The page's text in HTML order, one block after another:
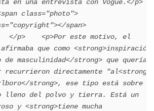
en una entrevista con Vogue.</p>
class="photo">
span>
</p>    <p>Por este motivo, el
que como <strong>inspiración
de masculinidad</strong> que querían
recurrieron directamente "al<strong>
strong>, ese tipo está sobre
lleno del polvo y tierra. Está un
y <strong>tiene mucha